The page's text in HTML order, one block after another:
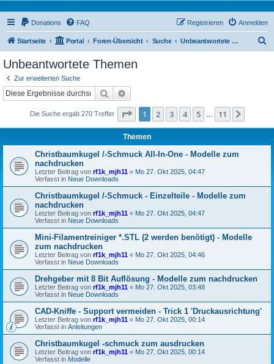
Donations FAQ Anmelden
Registrieren
Startseite Portal Foren-Übersicht Suche Unbeantwortete Themen
Unbeantwortete Themen
Zur erweiterten Suche
Suche
Die Suche ergab 270 Treffer Seite 1von 11
1 2 3 4 5 11
Themen
Christbaumkugel /-Schmuck All-In-One - Modelle zum
nachdrucken
Letzter Beitrag von rf1k_mjh11 « Mo 27. Okt 2025, 04:47
Verfasst in Neue Downloads
Christbaumkugel /-Schmuck - Einzelteile - Modelle zum
nachdrucken
Letzter Beitrag von rf1k_mjh11 « Mo 27. Okt 2025, 04:47
Verfasst in Neue Downloads
Mini-Filamentreiniger *.STL (2 werden benötigt) - Modelle
zum nachdrucken
Letzter Beitrag von rf1k_mjh11 « Mo 27. Okt 2025, 04:46
Verfasst in Neue Downloads
Drehgeber mit 8 Bit Auflösung - Modelle zum nachdrucken
Letzter Beitrag von rf1k_mjh11 « Mo 27. Okt 2025, 03:48
Verfasst in Neue Downloads
CAD-Kniffe - Support vermeiden - Trick 1 'Druckausrichtung'
Letzter Beitrag von rf1k_mjh11 « Mo 27. Okt 2025, 00:14
Verfasst in Anleitungen
Christbaumkugel -schmuck zum ausdrucken
Letzter Beitrag von rf1k_mjh11 « Mo 27. Okt 2025, 00:14
Verfasst in Modelle